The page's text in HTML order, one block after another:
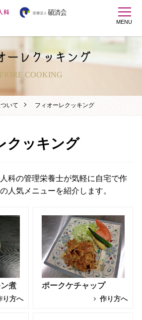
MENU
ーレクッキング
FIORE COOKING
いて フィオーレクッキング
クッキング
科の管理栄養士が気軽に自宅で作
人気メニューを紹介します。
煮
り方へ
ポークケチャップ
作り方へ